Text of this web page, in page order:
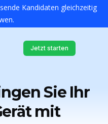
Kandidaten gleichzeitig
Jetzt starten
Sie Ihr
mit